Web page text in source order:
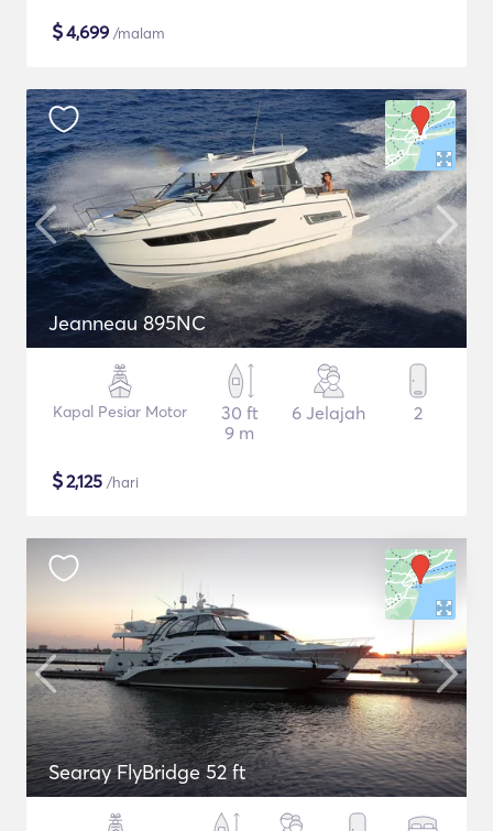
$4,699 /malam
Jeanneau 895NC
Kapal Pesiar Motor
30 ft
9 m
6 Jelajah 2
$2,125 /hari
Searay FlyBridge 52 ft